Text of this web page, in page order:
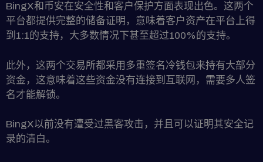
BingX和币安在安全性和客户保护方面表现出色。这两个
平台都提供完整的储备证明，意味着客户资产在平台上得
到1:1的支持，大多数情况下甚至超过100%的支持。
此外，这两个交易所都采用多重签名冷钱包来持有大部分
资金，这意味着这些资金没有连接到互联网，需要多人签
名才能解锁。
BingX以前没有遭受过黑客攻击，并且可以证明其安全记
录的清白。